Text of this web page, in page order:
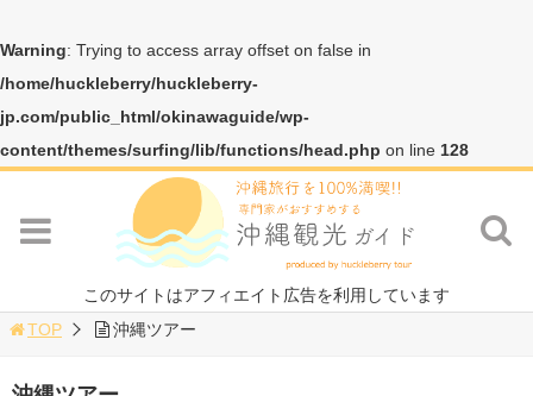
Warning: Trying to access array offset on false in
/home/huckleberry/huckleberry-
jp.com/public_html/okinawaguide/wp-
content/themes/surfing/lib/functions/head.php on line 128
このサイトはアフィエイト広告を利用しています
TOP
沖縄ツアー